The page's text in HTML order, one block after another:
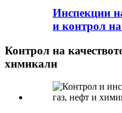
Инспекции
и контрол на
Контрол на
химикали